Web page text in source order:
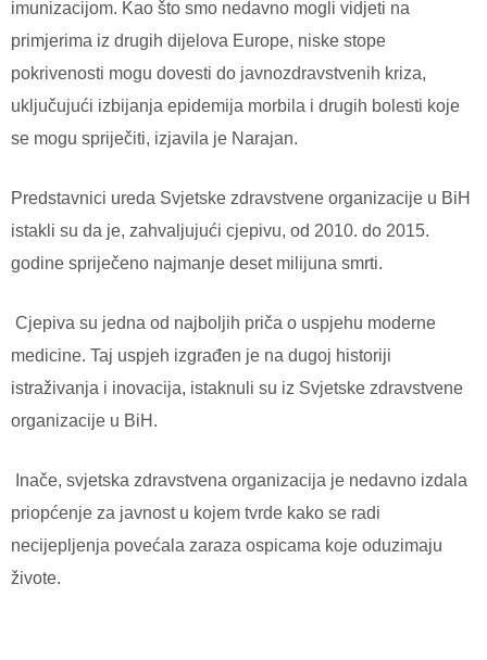
imunizacijom. Kao što smo nedavno mogli vidjeti na
primjerima iz drugih dijelova Europe, niske stope
pokrivenosti mogu dovesti do javnozdravstvenih kriza,
uključujući izbijanja epidemija morbila i drugih bolesti koje
se mogu spriječiti, izjavila je Narajan.
Predstavnici ureda Svjetske zdravstvene organizacije u BiH
istakli su da je, zahvaljujući cjepivu, od 2010. do 2015.
godine spriječeno najmanje deset milijuna smrti.
Cjepiva su jedna od najboljih priča o uspjehu moderne
medicine. Taj uspjeh izgrađen je na dugoj historiji
istraživanja i inovacija, istaknuli su iz Svjetske zdravstvene
organizacije u BiH.
nače, svjetska zdravstvena organizacija je nedavno izdala
priopćenje za javnost u kojem tvrde kako se radi
necijepljenja povećala zaraza ospicama koje oduzimaju
živote.